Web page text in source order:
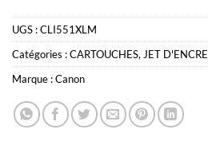
UGS :CLI551XLM
Catégories :CARTOUCHES, JET D'ENCRE
Marque :Canon